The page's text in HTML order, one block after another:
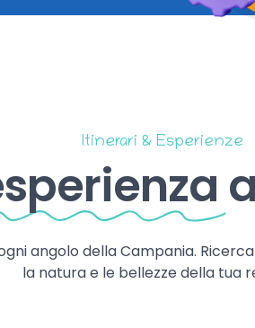
Itinerari & Esperienze
angolo della Campania.
la natura e le bellezze della tua